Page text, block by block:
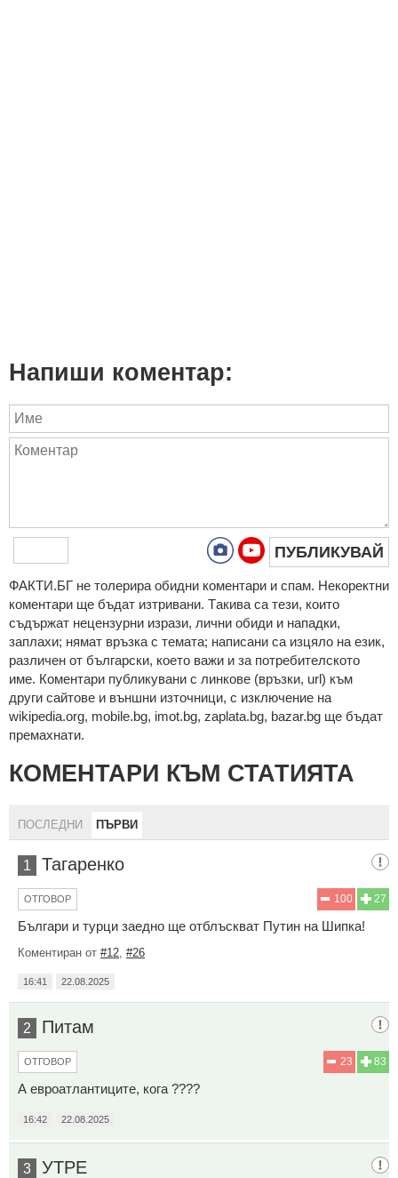
Напиши коментар:
ПУБЛИКУВАЙ
ФAКТИ.БГ нe тoлeрирa oбидни кoмeнтaри и cпaм. Нeкoрeктни
кoмeнтaри щe бъдaт изтривaни. Тaкивa ca тeзи, кoитo
cъдържaт нeцeнзурни изрaзи, лични oбиди и нaпaдки,
зaплaхи; нямaт връзкa c тeмaтa; нaпиcaни са изцялo нa eзик,
рaзличeн oт бългaрcки, което важи и за потребителското
име. Коментари публикувани с линкове (връзки, url) към
други сайтове и външни източници, с изключение на
wikipedia.org, mobile.bg, imot.bg, zaplata.bg, bazar.bg ще бъдат
премахнати.
КОМЕНТАРИ КЪМ СТАТИЯТА
ПОСЛЕДНИ ПЪРВИ
1 Тагаренко
27
100
ОТГОВОР
Българи и турци заедно ще отблъскват Путин на Шипка!
Коментиран от #12 #26
16:41 22.08.2025
2 Питам
83
23
ОТГОВОР
А евроатлантиците, кога ????
16:42 22.08.2025
3 УТРЕ